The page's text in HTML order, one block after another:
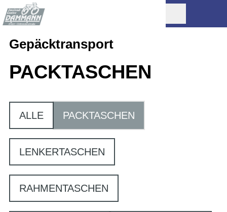
Gepäcktransport
PACKTASCHEN
ALLE PACKTASCHEN
LENKERTASCHEN
RAHMENTASCHEN